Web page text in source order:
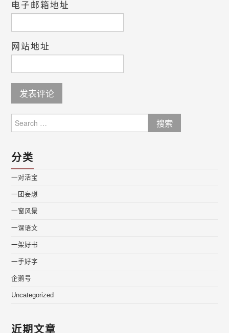
电子邮箱地址
网站地址
for:
分类
一对活宝
一团妄想
一窗风景
一课语文
一架好书
一手好字
企鹅号
Uncategorized
近期文章